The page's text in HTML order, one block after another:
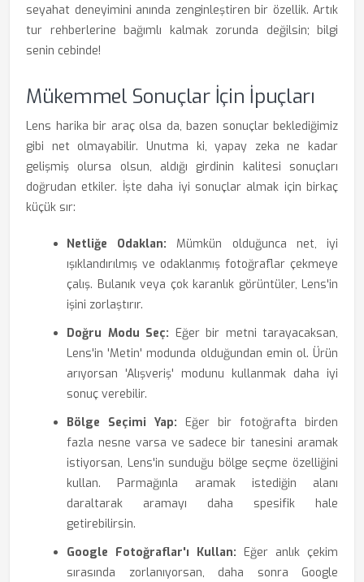
seyahat deneyimini anında zenginleştiren bir özellik. Artık
tur rehberlerine bağımlı kalmak zorunda değilsin; bilgi
senin cebinde!
Mükemmel Sonuçlar İçin İpuçları
Lens harika bir araç olsa da, bazen sonuçlar beklediğimiz
gibi net olmayabilir. Unutma ki, yapay zeka ne kadar
gelişmiş olursa olsun, aldığı girdinin kalitesi sonuçları
doğrudan etkiler. İşte daha iyi sonuçlar almak için birkaç
küçük sır:
Netliğe Odaklan: Mümkün olduğunca net, iyi
ışıklandırılmış ve odaklanmış fotoğraflar çekmeye
çalış. Bulanık veya çok karanlık görüntüler, Lens'in
işini zorlaştırır.
Doğru Modu Seç: Eğer bir metni tarayacaksan,
Lens'in 'Metin' modunda olduğundan emin ol. Ürün
arıyorsan 'Alışveriş' modunu kullanmak daha iyi
sonuç verebilir.
Bölge Seçimi Yap: Eğer bir fotoğrafta birden
fazla nesne varsa ve sadece bir tanesini aramak
istiyorsan, Lens'in sunduğu bölge seçme özelliğini
kullan. Parmağınla aramak istediğin alanı
daraltarak aramayı daha spesifik hale
getirebilirsin.
Google Fotoğraflar'ı Kullan: Eğer anlık çekim
sırasında zorlanıyorsan, daha sonra Google